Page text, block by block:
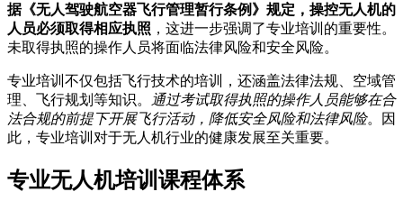
据《无人驾驶航空器飞行管理暂行条例》规定，操控无人机的
人员必须取得相应执照 ，这进一步强调了专业培训的重要性。
未取得执照的操作人员将面临法律风险和安全风险。
专业培训不仅包括飞行技术的培训，还涵盖法律法规、空域管
理、飞行规划等知识。
通过考试取得执照的操作人员能够在合
法合规的前提下开展飞行活动，降低安全风险和法律风险。因
此，专业培训对于无人机行业的健康发展至关重要。
专业无人机培训课程体系